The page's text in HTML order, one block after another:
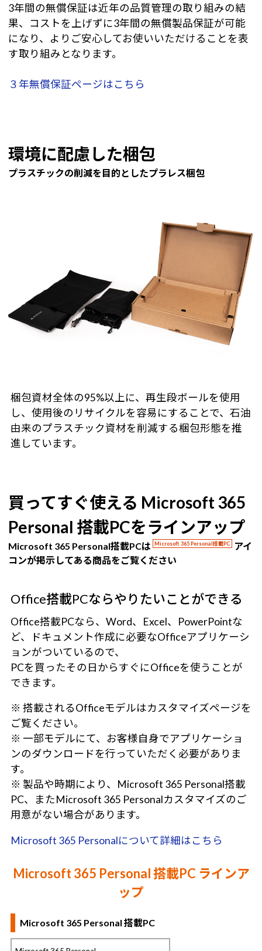
3年間の無償保証は近年の品質管理の取り組みの結
果、コストを上げずに3年間の無償製品保証が可能
になり、よりご安心してお使いいただけることを表
す取り組みとなります。
３年無償保証ページはこちら
環境に配慮した梱包
プラスチックの削減を目的としたプラレス梱包
梱包資材全体の95%以上に、再生段ボールを使用
し、使用後のリサイクルを容易にすることで、石油
由来のプラスチック資材を削減する梱包形態を推
進しています。
買ってすぐ使える Microsoft 365
Personal 搭載PCをラインアップ
Microsoft 365 Personal搭載PCは Microsoft 365 Personal搭載PC
アイ
コンが掲示してある商品をご覧ください
Office搭載PCならやりたいことができる
Office搭載PCなら、Word、Excel、PowerPointな
ど、ドキュメント作成に必要なOfficeアプリケーシ
ョンがついているので、
PCを買ったその日からすぐにOfficeを使うことが
できます。
※ 搭載されるOfficeモデルはカスタマイズページを
ご覧ください。
※ 一部モデルにて、お客様自身でアプリケーショ
ンのダウンロードを行っていただく必要がありま
す。
※ 製品や時期により、Microsoft 365 Personal搭載
PC、またMicrosoft 365 Personalカスタマイズのご
用意がない場合があります。
Microsoft 365 Personalについて詳細はこちら
Microsoft 365 Personal 搭載PC ラインア
ップ
Microsoft 365 Personal 搭載PC